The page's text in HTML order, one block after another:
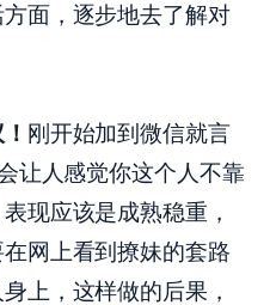
面，逐步地去了解对
刚开始加到微信就言
让人感觉你这个人不靠
现应该是成熟稳重，
网上看到撩妹的套路
上，这样做的后果，